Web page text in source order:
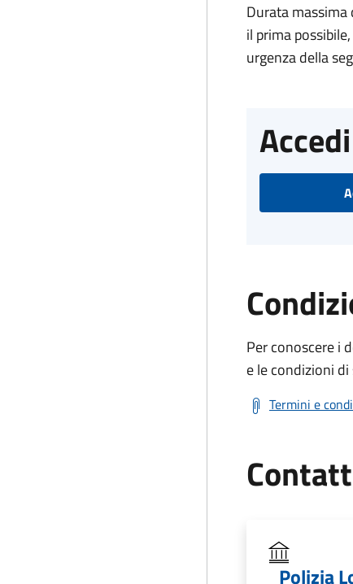
Durata
il prima
urgenza della
Per conoscere i
e le condizioni di
Termini e
Polizia